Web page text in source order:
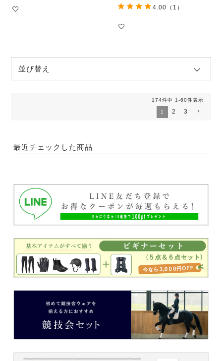
4.00 （1）
並び替え
174件中 1-60件表示
1 2 3
最近チェックした商品